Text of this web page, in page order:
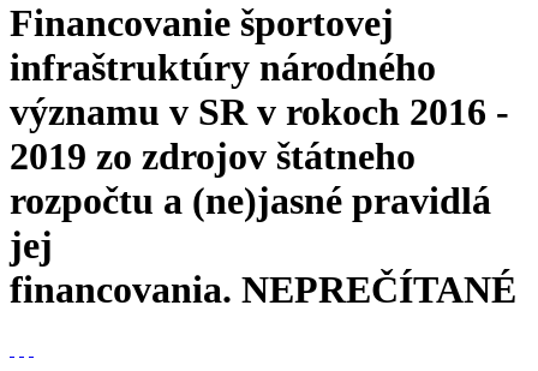
Financovanie športovej
infraštruktúry národného
významu v SR v rokoch 2016 -
2019 zo zdrojov štátneho
rozpočtu a (ne)jasné pravidlá
jej
financovania. NEPREČÍTANÉ